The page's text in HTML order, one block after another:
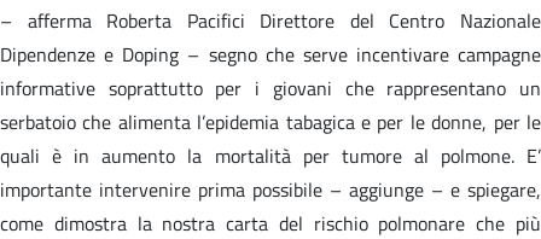
– afferma Roberta Pacifici Direttore del Centro Nazionale
Dipendenze e Doping – segno che serve incentivare campagne
informative soprattutto per i giovani che rappresentano un
serbatoio che alimenta l’epidemia tabagica e per le donne, per le
quali è in aumento la mortalità per tumore al polmone. E’
importante intervenire prima possibile – aggiunge – e spiegare,
come dimostra la nostra carta del rischio polmonare che più